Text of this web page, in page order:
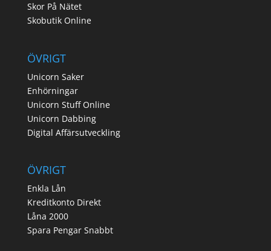
Skor På Nätet
Skobutik Online
ÖVRIGT
Unicorn Saker
Enhörningar
Unicorn Stuff Online
Unicorn Dabbing
Digital Affärsutveckling
ÖVRIGT
Enkla Lån
Kreditkonto Direkt
Låna 2000
Spara Pengar Snabbt